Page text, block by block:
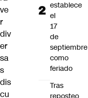
ve
r
div
er
sa
s
dis
cu
establece
el
17
de
septiembre
como
feriado
Tras
reposteo